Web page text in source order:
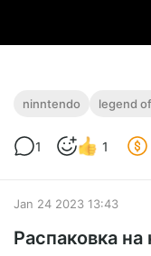
ninntendo legend
1 1
Jan 24 2023 13:43
Распаковка